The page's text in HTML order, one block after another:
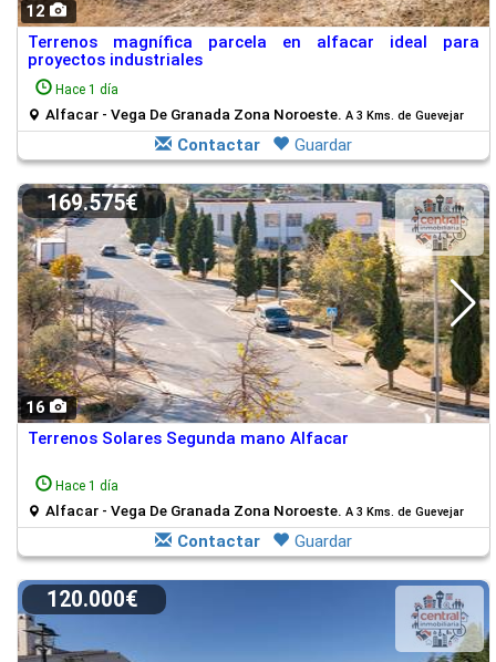
12
Terrenos magnífica parcela en alfacar ideal para
proyectos industriales
Hace 1 día
Alfacar - Vega De Granada Zona Noroeste. A 3 Kms. de Guevejar
Contactar Guardar
16
169.575€
Terrenos Solares Segunda mano Alfacar
Hace 1 día
Alfacar - Vega De Granada Zona Noroeste. A 3 Kms. de Guevejar
Contactar Guardar
120.000€